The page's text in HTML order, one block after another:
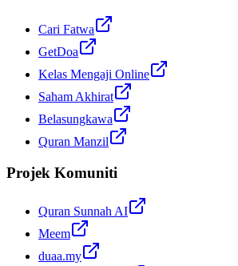
Cari Fatwa
GetDoa
Kelas Mengaji Online
Saham Akhirat
Belasungkawa
Quran Manzil
Projek Komuniti
Quran Sunnah AI
Meem
duaa.my